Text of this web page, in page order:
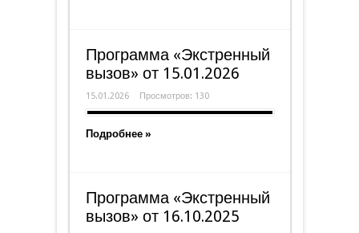
Программа «Экстренный
вызов» от 15.01.2026
15.01.2026 Просмотров: 130
Подробнее »
Программа «Экстренный
вызов» от 16.10.2025